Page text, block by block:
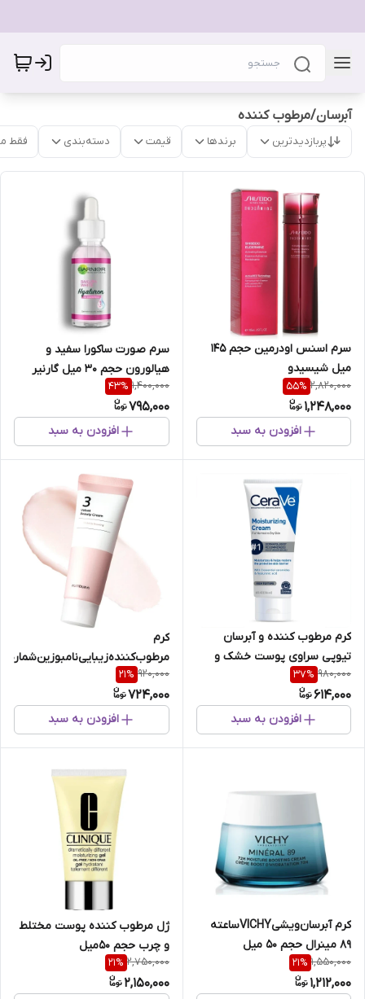
آبرسان/مرطوب کننده
پربازدیدترین برندها قیمت دسته‌بندی فقط
سرم اسنس اودرمین حجم 145
میل شیسیدو
2,820,000
55%
1,248,000
افزودن به سبد
سرم صورت ساکورا سفید و
هیالورون حجم 30 میل گارنیر
1,400,000
43%
795,000
افزودن به سبد
کرم مرطوب کننده و آبرسان
تیوپی سراوی پوست خشک و
خیلی خشک حجم ۲۳۶میل
980,000
37%
614,000
افزودن به سبد
کرم
60 میل
920,000
21%
724,000
افزودن به سبد
کرم آبرسان‌ویشی‌‌VICHYساعته
89 مینرال حجم 50 میل
1,550,000
21%
1,212,000
ژل‌ مرطوب کننده‌ پوست‌ مختلط‌
و چرب حجم 50میل
2,750,000
21%
2,150,000